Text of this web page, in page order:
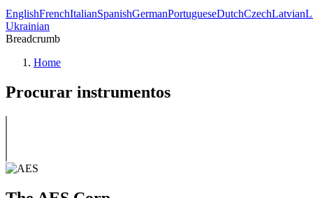
EnglishFrenchItalianSpanishGermanPortugueseDutchCzechLatvian
Ukrainian
Breadcrumb
Home
Procurar instrumentos